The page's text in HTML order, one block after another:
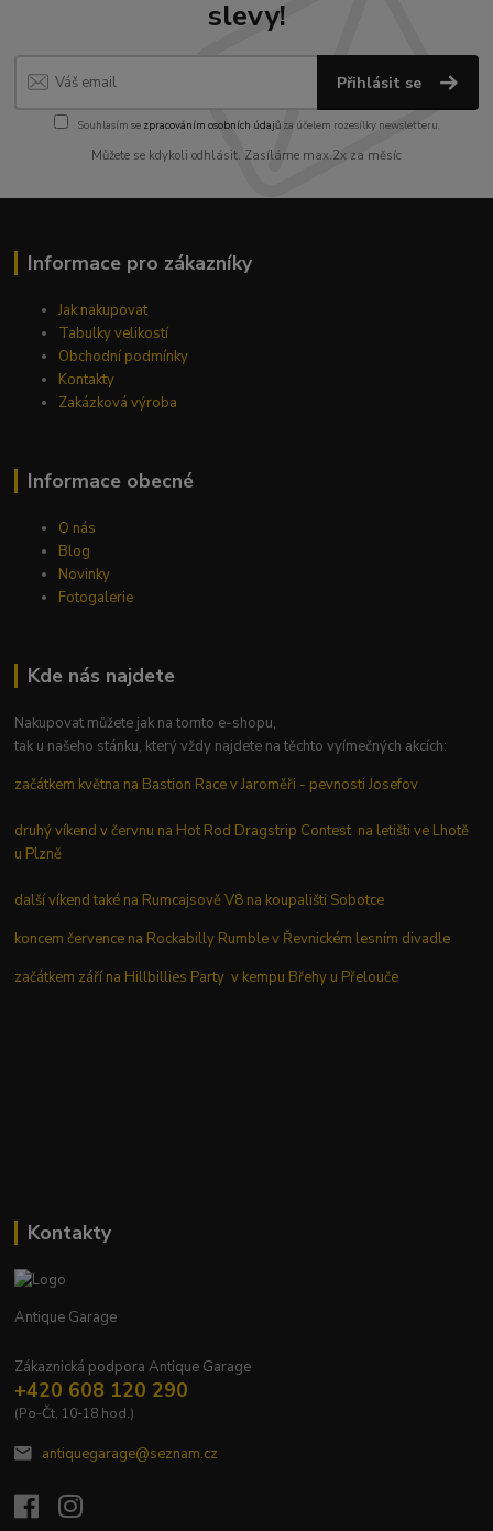
slevy!
Přihlásit se
Souhlasím se zpracováním osobních údajůza účelem rozesílky newsletteru.
Můžete se kdykoli odhlásit. Zasíláme max.2x za měsíc
Informace pro zákazníky
Jak nakupovat
Tabulky velikostí
Obchodní podmínky
Kontakty
Zakázková výroba
Informace obecné
O nás
Blog
Novinky
Fotogalerie
Kde nás najdete
Nakupovat můžete jak na tomto e-shopu,
tak u našeho stánku, který vždy najdete na těchto vyímečných akcích:
začátkem května na Bastion Race v Jaroměři - pevnosti Josefov
druhý víkend v červnu na Hot Rod Dragstrip Contest na letišti ve Lhotě
u Plzně
další víkend také na Rumcajsově V8 na koupališti Sobotce
koncem července na Rockabilly Rumble v Řevnickém lesním divadle
začátkem září na Hillbillies Party v kempu Břehy u Přelouče
Kontakty
Antique Garage
Zákaznická podpora Antique Garage
+420 608 120 290
(Po-Čt, 10-18 hod.)
antiquegarage@seznam.cz